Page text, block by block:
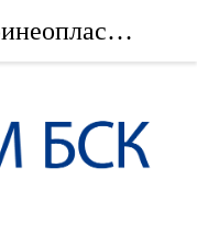
Малоинвазивная перинеопластика - Фарм БСК